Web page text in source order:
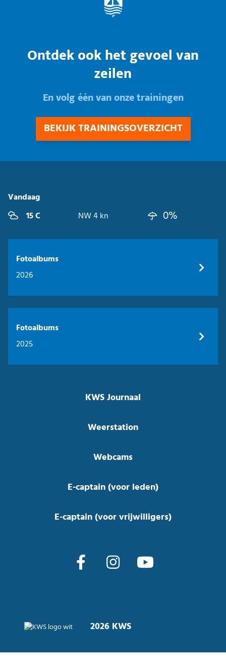
Ontdek ook het gevoel van
zeilen
En volg één van onze trainingen
BEKIJK TRAININGSOVERZICHT
Vandaag
15 C
NW 4 kn 0%
Fotoalbums
2026
Fotoalbums
2025
KWS Journaal
Weerstation
Webcams
E-captain (voor leden)
E-captain (voor vrijwilligers)
2026 KWS